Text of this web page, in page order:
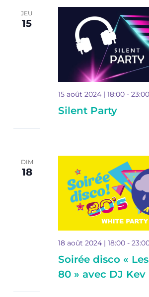
JEU
15
Silent Party
15 août 2024 | 18:00- 23:00
DIM
18
Soirée disco «
80 » avec DJ Kev
18 août 2024 | 18:00-